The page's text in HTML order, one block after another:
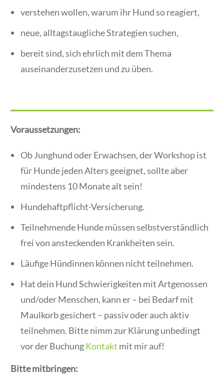
verstehen wollen, warum ihr Hund so reagiert,
neue, alltagstaugliche Strategien suchen,
bereit sind, sich ehrlich mit dem Thema
auseinanderzusetzen und zu üben.
Voraussetzungen:
Ob Junghund oder Erwachsen, der Workshop ist
für Hunde jeden Alters geeignet, sollte aber
mindestens 10 Monate alt sein!
Hundehaftpflicht-Versicherung.
Teilnehmende Hunde müssen selbstverständlich
frei von ansteckenden Krankheiten sein.
Läufige Hündinnen können nicht teilnehmen.
Hat dein Hund Schwierigkeiten mit Artgenossen
und/oder Menschen, kann er – bei Bedarf mit
Maulkorb gesichert – passiv oder auch aktiv
teilnehmen. Bitte nimm zur Klärung unbedingt
vor der BuchungKontakt mit mir auf!
Bitte mitbringen: